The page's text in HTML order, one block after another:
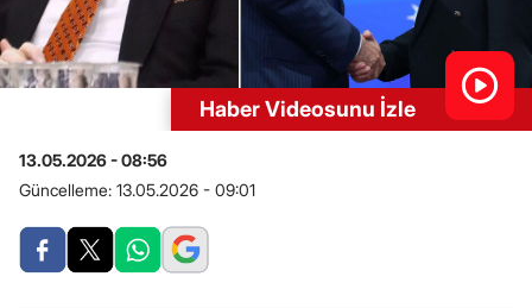
Haber Videosunu İzle
13.05.2026 - 08:56
Güncelleme: 13.05.2026 - 09:01